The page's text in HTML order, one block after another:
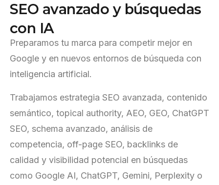
SEO avanzado y búsquedas
con IA
Preparamos tu marca para competir mejor en
Google y en nuevos entornos de búsqueda con
inteligencia artificial.
Trabajamos estrategia SEO avanzada, contenido
semántico, topical authority, AEO, GEO, ChatGPT
SEO, schema avanzado, análisis de
competencia, off-page SEO, backlinks de
calidad y visibilidad potencial en búsquedas
como Google AI, ChatGPT, Gemini, Perplexity o